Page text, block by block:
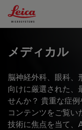
Leica Microsystems
メディカル
脳神経外科、眼科、
向けに厳選された、
せんか？ 貴重な症
コンテンツをご覧い
技術に焦点を当て、